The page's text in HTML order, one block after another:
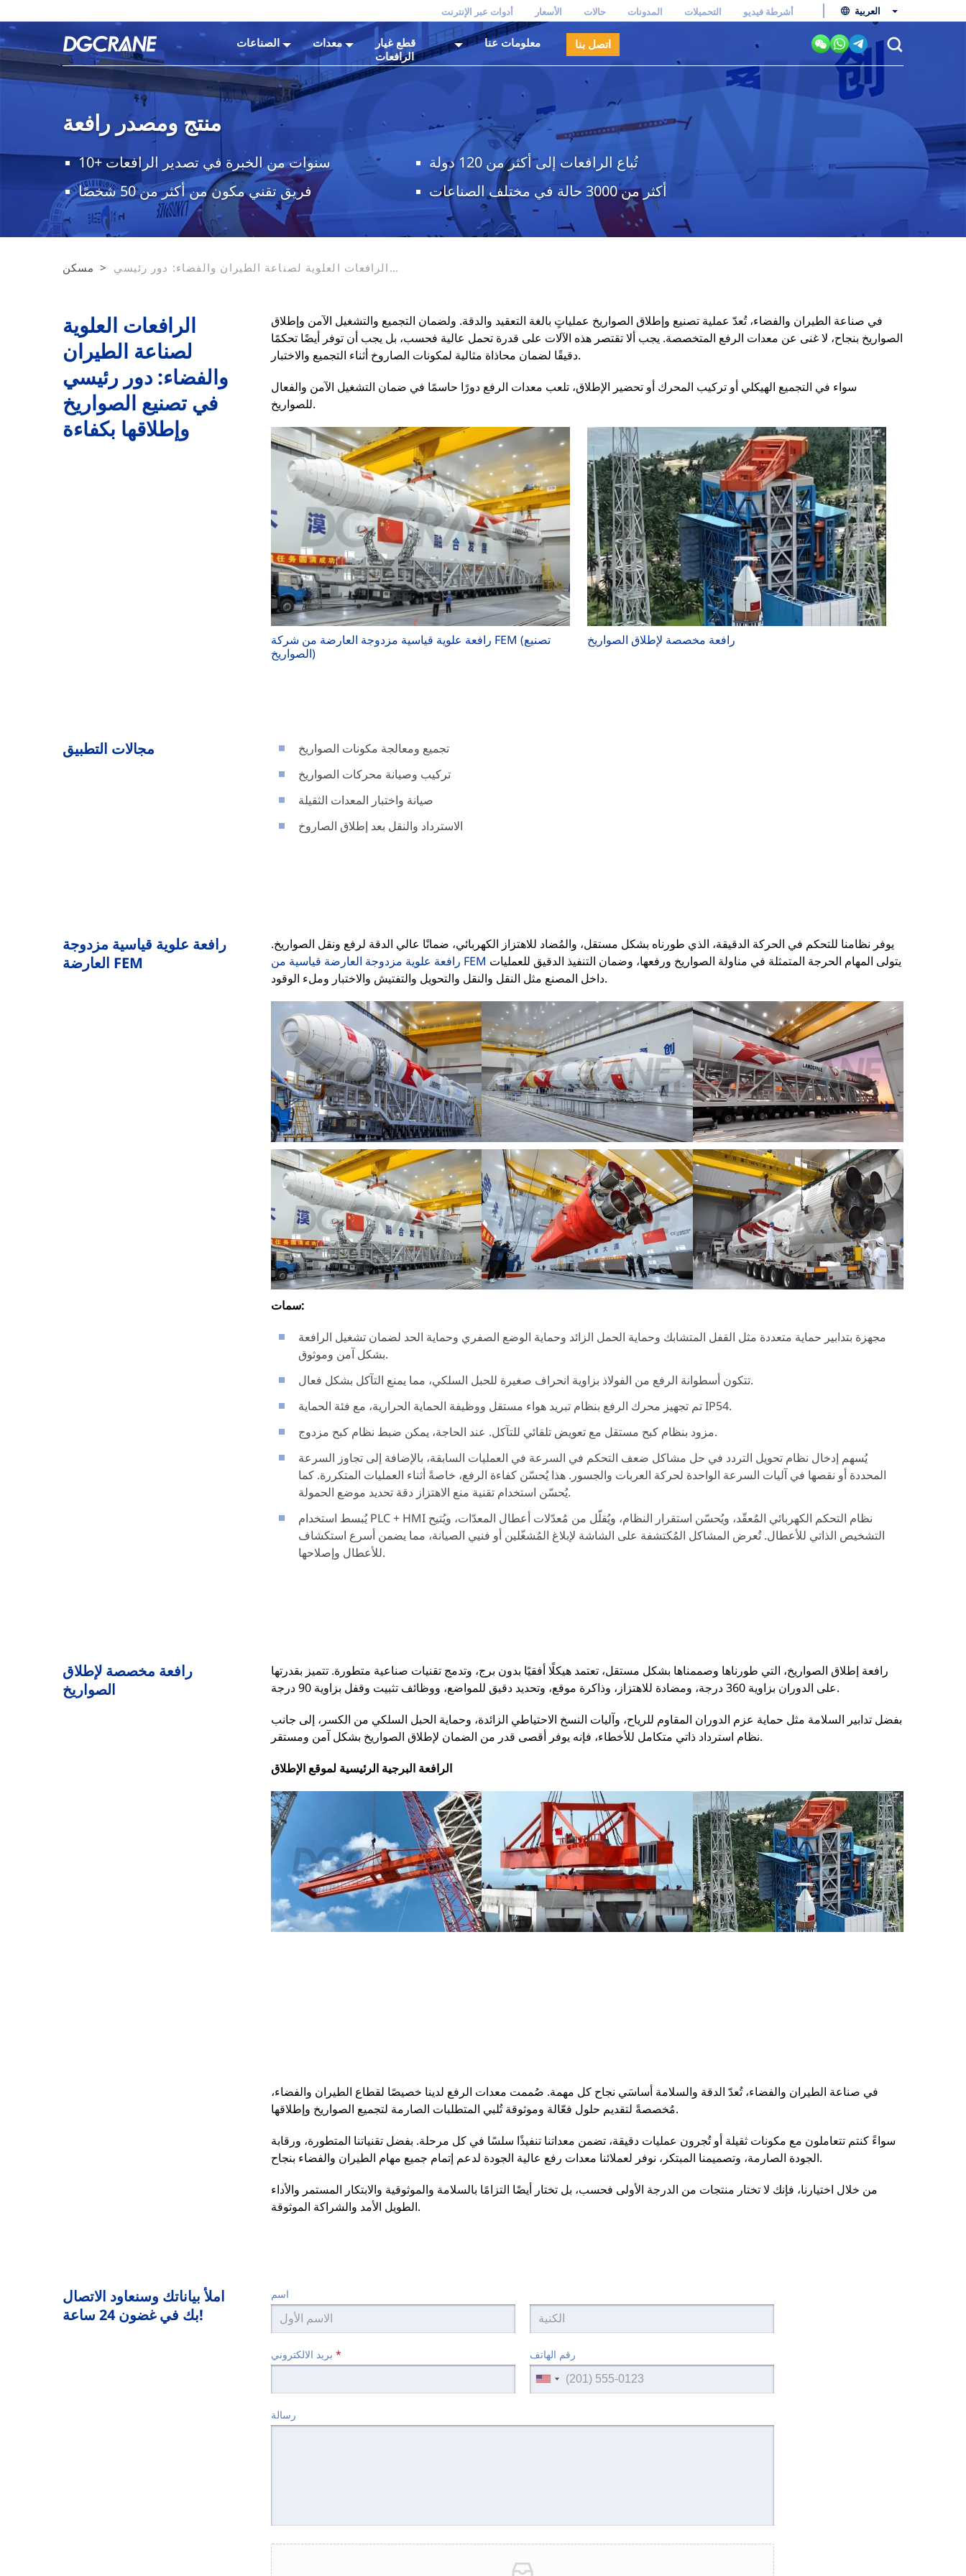
العربية أدوات عبر الإنترنت الأسعار حالات المدونات التحميلات أشرطة فيديو
الصناعات معدات
قطع غيار
الرافعات
معلومات عنا اتصل بنا
منتج ومصدر رافعة
10+ سنوات من الخبرة في تصدير الرافعات
تُباع الرافعات إلى أكثر من 120 دولة
فريق تقني مكون من أكثر من 50 شخصًا
أكثر من 3000 حالة في مختلف الصناعات
مسكن > الرافعات العلوية لصناعة الطيران والفضاء: دور رئيسي
الرافعات العلوية
لصناعة الطيران
والفضاء: دور رئيسي
في تصنيع الصواريخ
وإطلاقها بكفاءة
في صناعة الطيران والفضاء، تُعدّ عملية تصنيع وإطلاق الصواريخ عملياتٍ بالغة التعقيد والدقة. ولضمان التجميع والتشغيل الآمن وإطلاق
الصواريخ بنجاح، لا غنى عن معدات الرفع المتخصصة. يجب ألا تقتصر هذه الآلات على قدرة تحمل عالية فحسب، بل يجب أن توفر أيضًا تحكمًا
دقيقًا لضمان محاذاة مثالية لمكونات الصاروخ أثناء التجميع والاختبار.
سواء في التجميع الهيكلي أو تركيب المحرك أو تحضير الإطلاق، تلعب معدات الرفع دورًا حاسمًا في ضمان التشغيل الآمن والفعال
للصواريخ.
رافعة علوية قياسية مزدوجة العارضة من شركة FEM (تصنيع
الصواريخ)
رافعة مخصصة لإطلاق الصواريخ
مجالات التطبيق
تجميع ومعالجة مكونات الصواريخ
تركيب وصيانة محركات الصواريخ
صيانة واختبار المعدات الثقيلة
الاسترداد والنقل بعد إطلاق الصاروخ
رافعة علوية قياسية مزدوجة
العارضة FEM
يوفر نظامنا للتحكم في الحركة الدقيقة، الذي طورناه بشكل مستقل، والمُضاد للاهتزاز الكهربائي، ضمانًا عالي الدقة لرفع ونقل الصواريخ.
رافعة علوية مزدوجة العارضة قياسية من FEM
داخل المصنع مثل النقل والنقل والتحويل والتفتيش والاختبار وملء الوقود.
سمات:
مجهزة بتدابير حماية متعددة مثل القفل المتشابك وحماية الحمل الزائد وحماية الوضع الصفري وحماية الحد لضمان تشغيل الرافعة
بشكل آمن وموثوق.
تتكون أسطوانة الرفع من الفولاذ بزاوية انحراف صغيرة للحبل السلكي، مما يمنع التآكل بشكل فعال.
تم تجهيز محرك الرفع بنظام تبريد هواء مستقل ووظيفة الحماية الحرارية، مع فئة الحماية IP54.
مزود بنظام كبح مستقل مع تعويض تلقائي للتآكل. عند الحاجة، يمكن ضبط نظام كبح مزدوج.
يُسهم إدخال نظام تحويل التردد في حل مشاكل ضعف التحكم في السرعة في العمليات السابقة، بالإضافة إلى تجاوز السرعة
المحددة أو نقصها في آليات السرعة الواحدة لحركة العربات والجسور. هذا يُحسّن كفاءة الرفع، خاصةً أثناء العمليات المتكررة. كما
يُحسّن استخدام تقنية منع الاهتزاز دقة تحديد موضع الحمولة.
يُبسط استخدام PLC + HMI نظام التحكم الكهربائي المُعقّد، ويُحسّن استقرار النظام، ويُقلّل من مُعدّلات أعطال المعدّات، ويُتيح
التشخيص الذاتي للأعطال. تُعرض المشاكل المُكتشفة على الشاشة لإبلاغ المُشغّلين أو فنيي الصيانة، مما يضمن أسرع استكشاف
للأعطال وإصلاحها.
رافعة مخصصة لإطلاق
الصواريخ
رافعة إطلاق الصواريخ، التي طورناها وصممناها بشكل مستقل، تعتمد هيكلًا أفقيًا بدون برج، وتدمج تقنيات صناعية متطورة. تتميز بقدرتها
على الدوران بزاوية 360 درجة، ومضادة للاهتزاز، وذاكرة موقع، وتحديد دقيق للمواضع، ووظائف تثبيت وقفل بزاوية 90 درجة.
بفضل تدابير السلامة مثل حماية عزم الدوران المقاوم للرياح، وآليات النسخ الاحتياطي الزائدة، وحماية الحبل السلكي من الكسر، إلى جانب
نظام استرداد ذاتي متكامل للأخطاء، فإنه يوفر أقصى قدر من الضمان لإطلاق الصواريخ بشكل آمن ومستقر.
الرافعة البرجية الرئيسية لموقع الإطلاق
في صناعة الطيران والفضاء، تُعدّ الدقة والسلامة أساسَي نجاح كل مهمة. صُممت معدات الرفع لدينا خصيصًا لقطاع الطيران والفضاء،
مُخصصةً لتقديم حلول فعّالة وموثوقة تُلبي المتطلبات الصارمة لتجميع الصواريخ وإطلاقها.
سواءً كنتم تتعاملون مع مكونات ثقيلة أو تُجرون عمليات دقيقة، تضمن معداتنا تنفيذًا سلسًا في كل مرحلة. بفضل تقنياتنا المتطورة، ورقابة
الجودة الصارمة، وتصميمنا المبتكر، نوفر لعملائنا معدات رفع عالية الجودة لدعم إتمام جميع مهام الطيران والفضاء بنجاح.
من خلال اختيارنا، فإنك لا تختار منتجات من الدرجة الأولى فحسب، بل تختار أيضًا التزامًا بالسلامة والموثوقية والابتكار المستمر والأداء
الطويل الأمد والشراكة الموثوقة.
املأ بياناتك وسنعاود الاتصال
بك في غضون 24 ساعة!
اسم
* رقم الهاتف
رسالة